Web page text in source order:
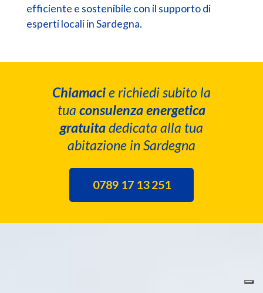
efficiente e sostenibile con il supporto di
esperti locali in Sardegna.
Chiamacie richiedi subito la
tua consulenza energetica
gratuitadedicata alla tua
abitazione in Sardegna
0789 17 13 251